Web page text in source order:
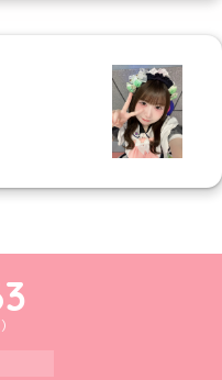
公式アカウント
X公式アカウント
ーみんInstagram公式アカウント
どりーみんFacebook公式アカウン
めいどりーみんYouTube公式アカ